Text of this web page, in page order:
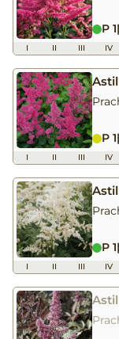
P 1|
I II III IV
P 1|
I II III IV
P 1|
I II III IV